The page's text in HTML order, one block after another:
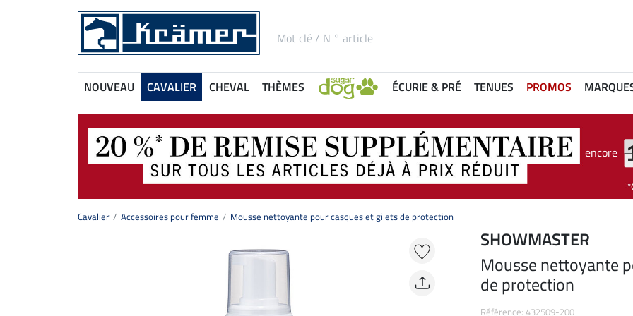
NOUVEAU CAVALIER CHEVAL THÈMES ÉCURIE & PRÉ TENUES PROMOS
encore
Cavalier Accessoires pour femme Mousse nettoyante pour casques et gilets de protection
SHOWMASTER
Mousse nettoyante
de protection
Référence: 432509-200